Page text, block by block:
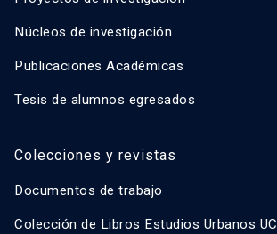
Núcleos de investigación
Publicaciones Académicas
Tesis de alumnos egresados
Colecciones y revistas
Documentos de trabajo
Colección de Libros Estudios Urbanos UC